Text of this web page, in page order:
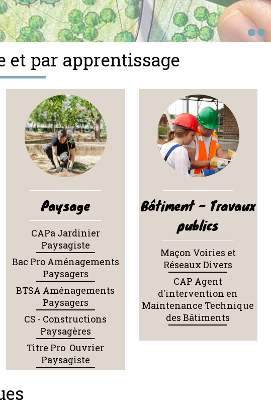
par apprentissage
Paysage
CAPa Jardinier
Paysagiste
Bac Pro Aménagements
Paysagers
BTSA Aménagements
Paysagers
CS - Constructions
Paysagères
Titre Pro Ouvrier
Paysagiste
Bâtiment - Travaux
publics
Maçon Voiries et
Réseaux Divers
CAP Agent
d'intervention en
Maintenance Technique
des Bâtiments